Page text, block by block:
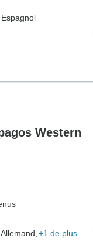
Western
+1 de plus